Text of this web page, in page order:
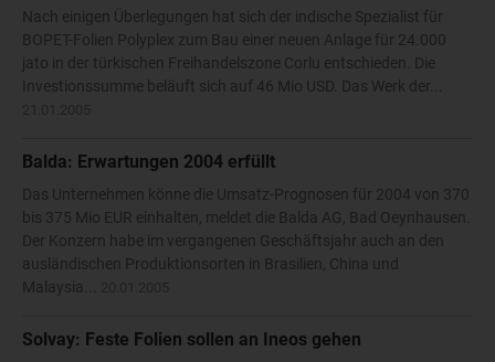
Nach einigen Überlegungen hat sich der indische Spezialist für
BOPET-Folien Polyplex zum Bau einer neuen Anlage für 24.000
jato in der türkischen Freihandelszone Corlu entschieden. Die
Investionssumme beläuft sich auf 46 Mio USD. Das Werk der...
Balda: Erwartungen 2004 erfüllt
Das Unternehmen könne die Umsatz-Prognosen für 2004 von 370
bis 375 Mio EUR einhalten, meldet die Balda AG, Bad Oeynhausen.
Der Konzern habe im vergangenen Geschäftsjahr auch an den
ausländischen Produktionsorten in Brasilien, China und
Malaysia...
Solvay: Feste Folien sollen an Ineos gehen